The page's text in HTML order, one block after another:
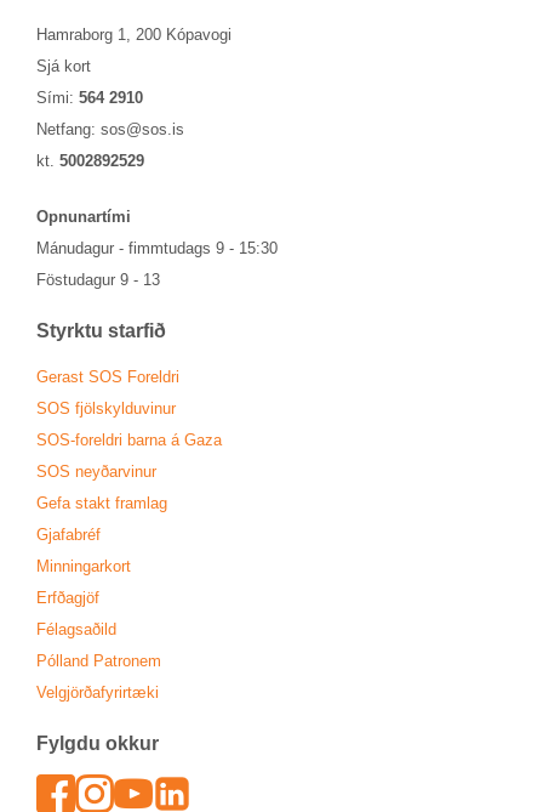
Hamraborg 1, 200 Kópavogi
Sjá kort
Sími: 564 2910
Netfang: sos@sos.is
kt. 5002892529
Opn­un­ar­tími
Mánu­dag­ur - fimmtu­dags 9 - 15:30
Föstu­dag­ur 9 - 13
Styrktu starf­ið
Ger­ast SOS For­eldri
SOS fjöl­skyldu­vin­ur
SOS-for­eldri barna á Gaza
SOS neyð­ar­vin­ur
Gefa stakt fram­lag
Gjafa­bréf
Minn­ing­ar­kort
Erfða­gjöf
Fé­lags­að­ild
Pól­land Patronem
Vel­gjörða­fyr­ir­tæki
Fylgdu okk­ur
Face­book
In­sta­gram
Youtu­be
Lin­ked­In